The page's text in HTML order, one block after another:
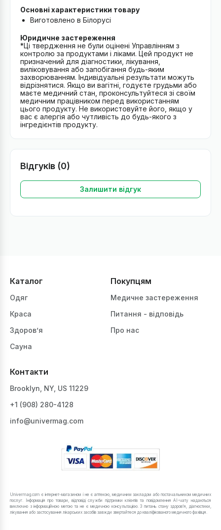
Основні характеристики товару
Виготовлено в Білорусі
Юридичне застереження
*Ці твердження не були оцінені Управлінням з
контролю за продуктами і ліками. Цей продукт не
призначений для діагностики, лікування,
виліковування або запобігання будь-яким
захворюванням. Індивідуальні результати можуть
відрізнятися. Якщо ви вагітні, годуєте грудьми або
маєте медичний стан, проконсультуйтеся зі своїм
медичним працівником перед використанням
цього продукту. Не використовуйте його, якщо у
вас є алергія або чутливість до будь-якого з
інгредієнтів продукту.
Відгуків (0)
Залишити відгук
Каталог
Одяг
Краса
Здоров’я
Сауна
Покупцям
Медичне застереження
Питання - відповідь
Про нас
Контакти
Brooklyn, NY, US 11229
+1 ‪(908) 280-4128‬
info@univermag.com
Univermag.com є інтернет-магазином і не є аптекою, медичним закладом або постачальником медичних
послуг. Інформація про товари, відповіді служби підтримки клієнтів та повідомлення AI-чату надаються
виключно з інформаційною метою та не є медичною консультацією. З питань стану здоров’я, діагностики,
лікування або застосування лікарських засобів завжди звертайтеся до кваліфікованого медичного фахівця.